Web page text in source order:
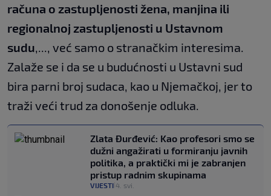
računa o zastupljenosti žena, manjina ili
regionalnoj zastupljenosti u Ustavnom
sudu,..., već samo o stranačkim interesima.
Zalaže se i da se u budućnosti u Ustavni sud
bira parni broj sudaca, kao u Njemačkoj, jer to
traži veći trud za donošenje odluka.
Zlata Đurđević: Kao profesori smo se
dužni angažirati u formiranju javnih
politika, a praktički mi je zabranjen
pristup radnim skupinama
VIJESTI 4. svi.